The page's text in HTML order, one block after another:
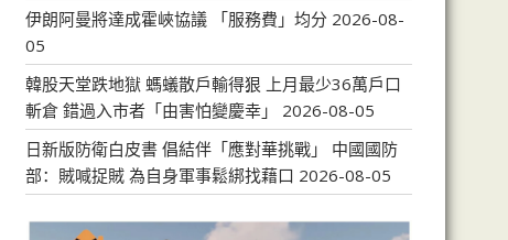
伊朗阿曼將達成霍峽協議 「服務費」均分 2026-08-
05
韓股天堂跌地獄 螞蟻散戶輸得狠 上月最少36萬戶口
斬倉 錯過入市者「由害怕變慶幸」
2026-08-05
日新版防衛白皮書 倡結伴「應對華挑戰」 中國國防
部：賊喊捉賊 為自身軍事鬆綁找藉口 2026-08-05